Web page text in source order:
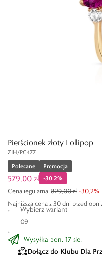
Pierścionek złoty Lollipop
ZIH/PC477
Polecane
Promocja
579,00 zł -30,2%
Najniższa cena z 30 dni przed
Cena regularna: 829,00 zł -30,2%
Wybierz wariant
Wysyłka pon. 17 sie.
Dołącz do Klubu Dla